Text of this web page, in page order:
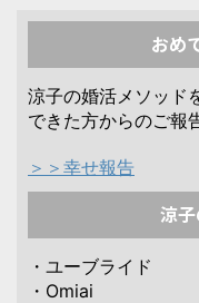
おめ
涼子の婚活メソッド
できた方からのご報
＞＞幸せ報告
涼
・ユーブライド
・Omiai